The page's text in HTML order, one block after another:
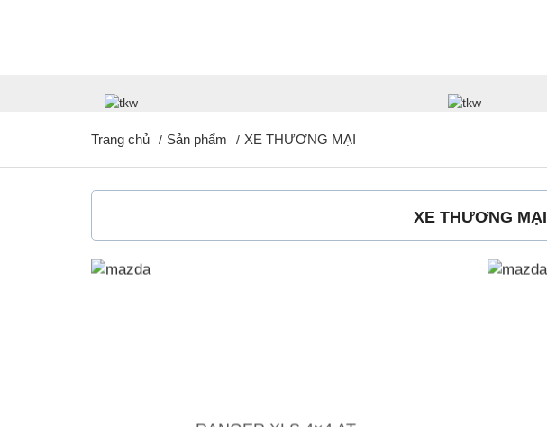
Trang chủ / Sản phẩm / XE THƯƠNG MẠI
XE THƯƠNG MẠI